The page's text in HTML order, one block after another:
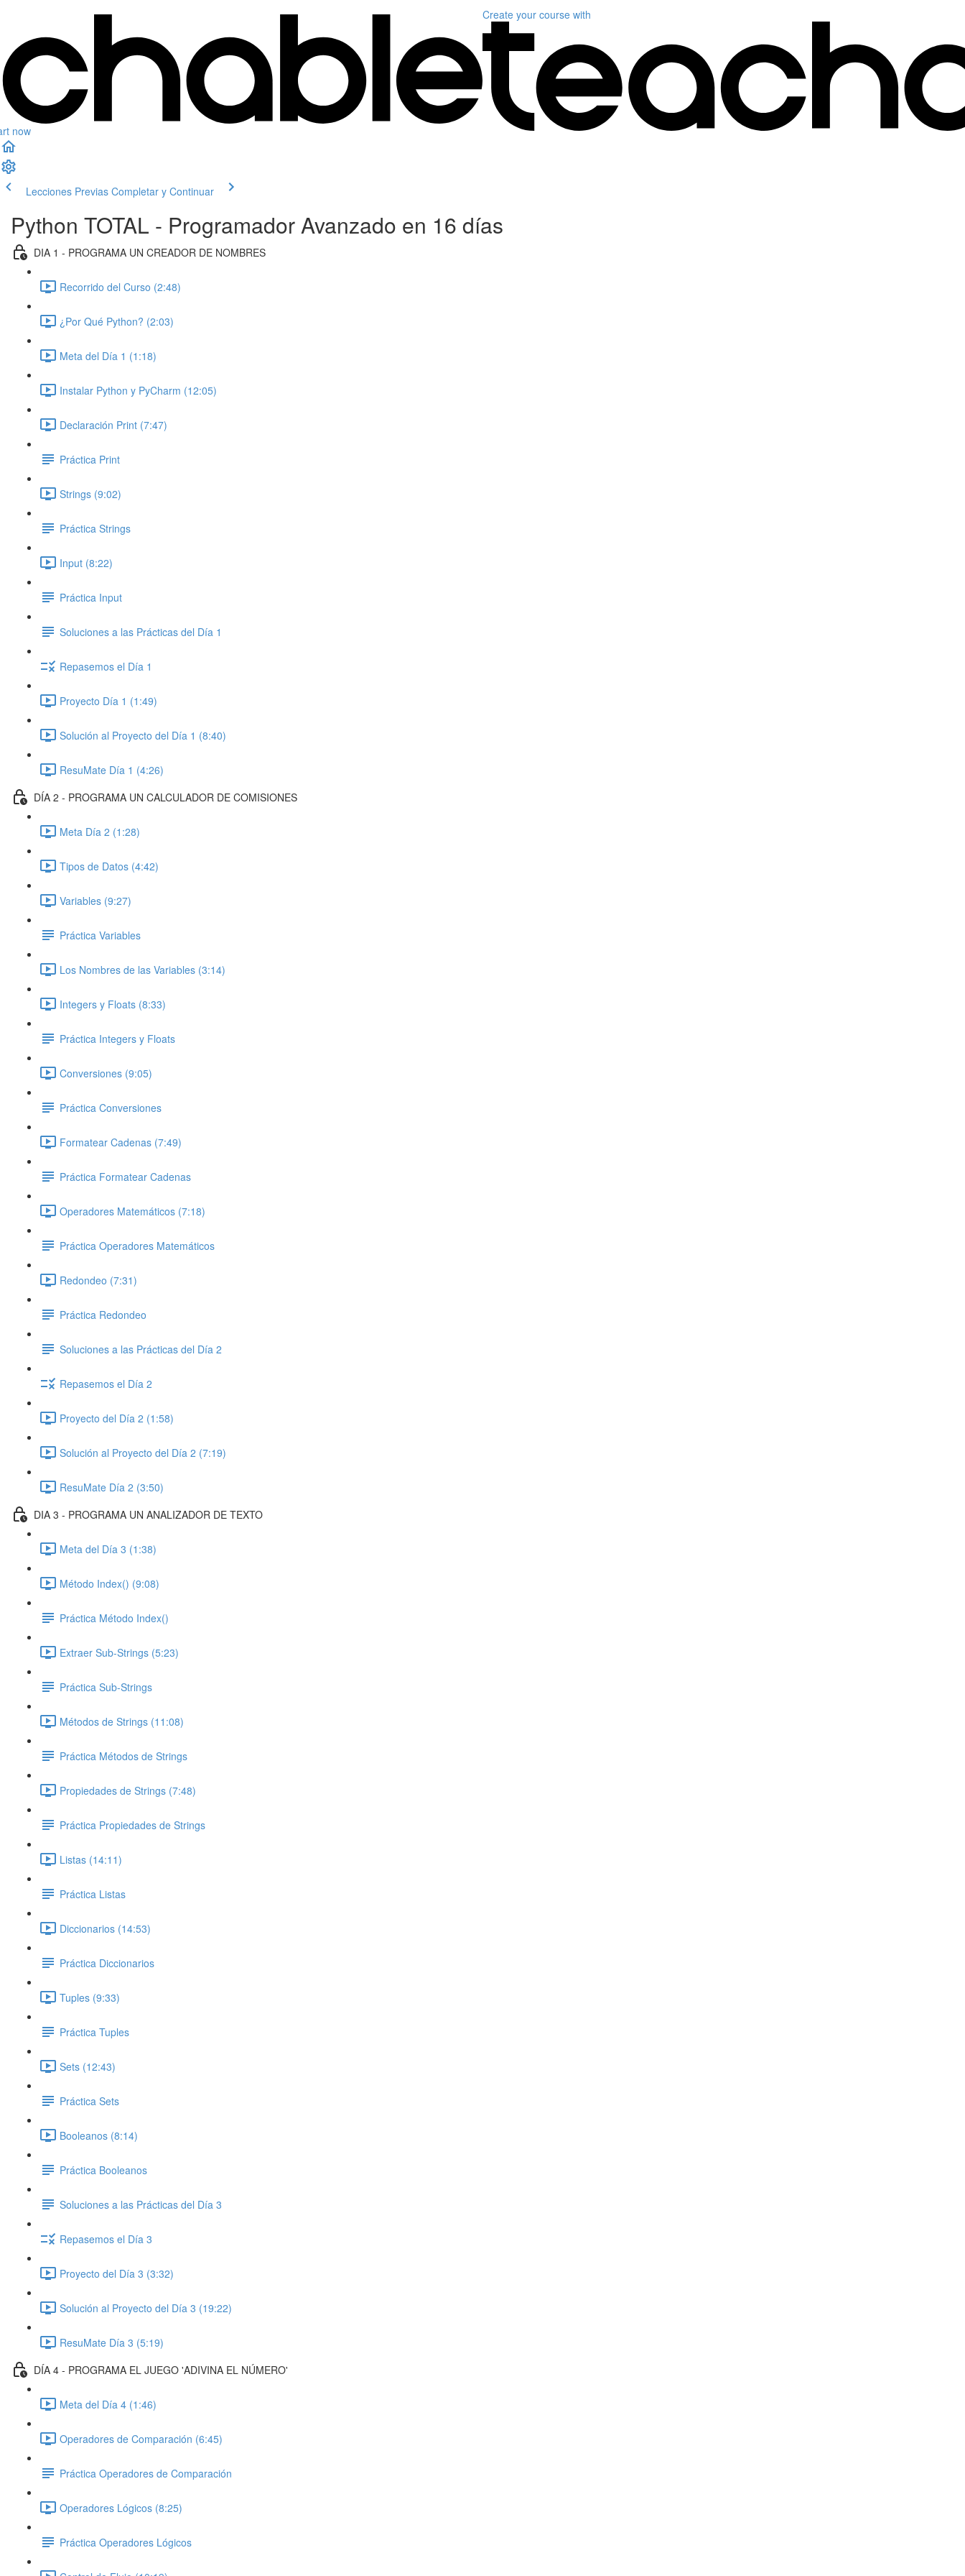
now
Create your course with
Lecciones Previas Completar y Continuar
Python TOTAL - Programador Avanzado en 16 días
DIA 1 - PROGRAMA UN CREADOR DE NOMBRES
Recorrido del Curso (2:48)
¿Por Qué Python? (2:03)
Meta del Día 1 (1:18)
Instalar Python y PyCharm (12:05)
Declaración Print (7:47)
Práctica Print
Strings (9:02)
Práctica Strings
Input (8:22)
Práctica Input
Soluciones a las Prácticas del Día 1
Repasemos el Día 1
Proyecto Día 1 (1:49)
Solución al Proyecto del Día 1 (8:40)
ResuMate Día 1 (4:26)
DÍA 2 - PROGRAMA UN CALCULADOR DE COMISIONES
Meta Día 2 (1:28)
Tipos de Datos (4:42)
Variables (9:27)
Práctica Variables
Los Nombres de las Variables (3:14)
Integers y Floats (8:33)
Práctica Integers y Floats
Conversiones (9:05)
Práctica Conversiones
Formatear Cadenas (7:49)
Práctica Formatear Cadenas
Operadores Matemáticos (7:18)
Práctica Operadores Matemáticos
Redondeo (7:31)
Práctica Redondeo
Soluciones a las Prácticas del Día 2
Repasemos el Día 2
Proyecto del Día 2 (1:58)
Solución al Proyecto del Día 2 (7:19)
ResuMate Día 2 (3:50)
DIA 3 - PROGRAMA UN ANALIZADOR DE TEXTO
Meta del Día 3 (1:38)
Método Index() (9:08)
Práctica Método Index()
Extraer Sub-Strings (5:23)
Práctica Sub-Strings
Métodos de Strings (11:08)
Práctica Métodos de Strings
Propiedades de Strings (7:48)
Práctica Propiedades de Strings
Listas (14:11)
Práctica Listas
Diccionarios (14:53)
Práctica Diccionarios
Tuples (9:33)
Práctica Tuples
Sets (12:43)
Práctica Sets
Booleanos (8:14)
Práctica Booleanos
Soluciones a las Prácticas del Día 3
Repasemos el Día 3
Proyecto del Día 3 (3:32)
Solución al Proyecto del Día 3 (19:22)
ResuMate Día 3 (5:19)
DÍA 4 - PROGRAMA EL JUEGO 'ADIVINA EL NÚMERO'
Meta del Día 4 (1:46)
Operadores de Comparación (6:45)
Práctica Operadores de Comparación
Operadores Lógicos (8:25)
Práctica Operadores Lógicos